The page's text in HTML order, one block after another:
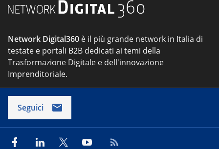
Network Digital360 è il più grande network in Italia di
testate e portali B2B dedicati ai temi della
Trasformazione Digitale e dell'innovazione
Imprenditoriale.
Seguici